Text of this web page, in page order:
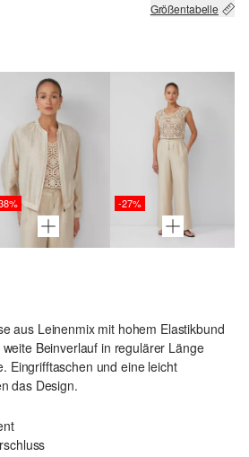
Größentabelle
-27%
aus Leinenmix mit hohem Elastikbund
Beinverlauf in regulärer Länge
Eingrifftaschen und eine leicht
das Design.